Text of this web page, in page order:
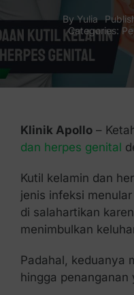
Tanya Apollo
By Yulia
Categories:
Klinik Apollo–
dan herpes genital
Kutil kelamin dan
jenis infeksi
di salahartikan
menimbulkan
Padahal, keduanya
hingga penanganan